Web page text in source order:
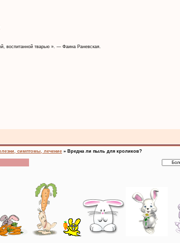
воспитанной тварью ». — Фаина Раневская.
симптомы, лечение » Вредна ли пыль для кроликов?